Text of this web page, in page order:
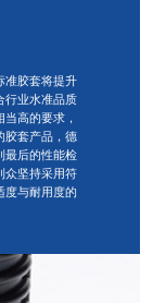
准胶套将提升
行业水准品质
高的要求，
胶套产品，德
最后的性能检
众坚持采用符
度与耐用度的